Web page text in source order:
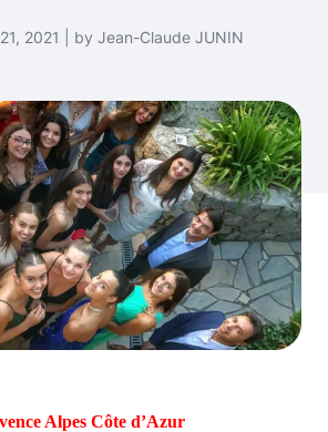
2021 | by Jean-Claude JUNIN
Alpes Côte d’Azur